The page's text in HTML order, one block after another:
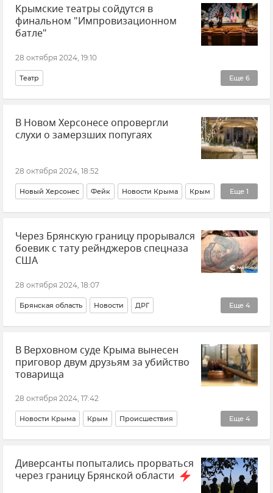
Коронавирус в Крыму
Крымские театры сойдутся в
финальном "Импровизационном
батле"
28 октября 2024, 19:10
Еще 6
Театр
Крымский академический русский драматический театр им. М. Горького
Крымский ТЮЗ Искусство Культура
Новости Крыма
В Новом Херсонесе опровергли
слухи о замерзших попугаях
28 октября 2024, 18:52
Еще 1
Новый Херсонес Фейк Новости Крыма Крым
Птицы
Через Брянскую границу прорывался
боевик с тату рейнджеров спецназа
США
28 октября 2024, 18:07
Еще 4
Брянская область Новости ДРГ
Атака диверсантов на Брянскую область
Диверсанты Россия США
В Верховном суде Крыма вынесен
приговор двум друзьям за убийство
товарища
28 октября 2024, 17:42
Еще 4
Новости Крыма Крым Происшествия
Убийство Верховный суд Крыма Суд
Приговор
Диверсанты попытались прорваться
через границу Брянской области